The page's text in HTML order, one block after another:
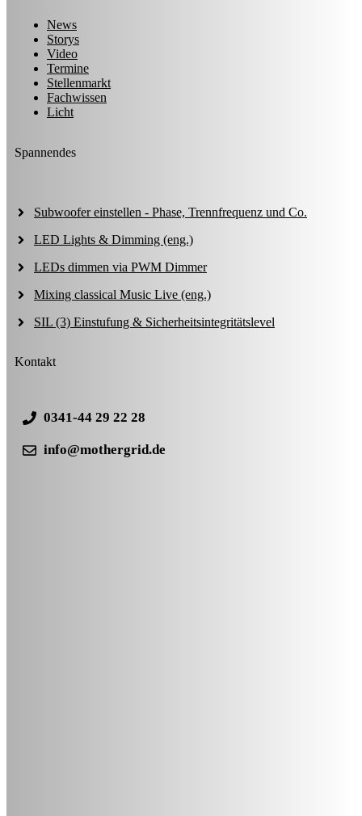
News
Storys
Video
Termine
Stellenmarkt
Fachwissen
Licht
Spannendes
Subwoofer einstellen - Phase, Trennfrequenz und Co.
LED Lights & Dimming (eng.)
LEDs dimmen via PWM Dimmer
Mixing classical Music Live (eng.)
SIL (3) Einstufung & Sicherheitsintegritätslevel
Kontakt
0341-44 29 22 28
info@mothergrid.de